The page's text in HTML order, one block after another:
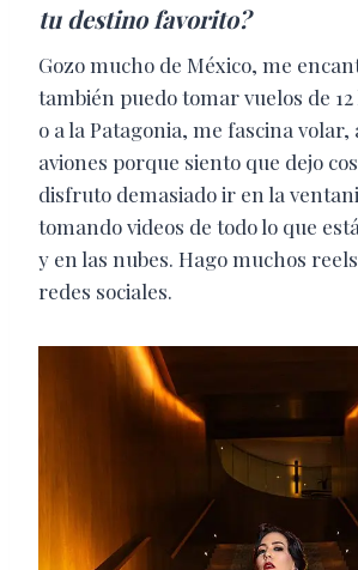
tu destino favorito?
Gozo mucho de México, me
también puedo tomar vuelos de
o a la Patagonia, me fascina volar,
aviones porque siento que dejo
disfruto demasiado ir en la
tomando videos de todo lo que
y en las nubes. Hago muchos
redes sociales.